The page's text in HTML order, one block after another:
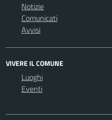
Notizie
Comunicati
Avvisi
VIVERE IL COMUNE
Luoghi
Eventi